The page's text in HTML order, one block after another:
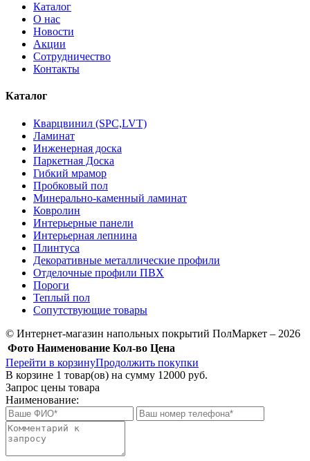
Каталог
О нас
Новости
Акции
Сотрудничество
Контакты
Каталог
Кварцвинил (SPC,LVT)
Ламинат
Инженерная доска
Паркетная Доска
Гибкий мрамор
Пробковый пол
Минерально-каменный ламинат
Ковролин
Интерьерные панели
Интерьерная лепнина
Плинтуса
Декоративные металлические профили
Отделочные профили ПВХ
Пороги
Теплый пол
Сопутствующие товары
© Интернет-магазин напольных покрытий ПолМаркет – 2026
Фото Наименование Кол-во Цена
Перейти в корзинуПродолжить покупки
В корзине 1 товар(ов) на сумму 12000 руб.
Запрос цены товара
Наименование: